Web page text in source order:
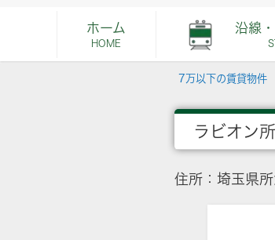
ホーム
HOME
沿線
7万以下の賃貸物
ラビオン
住所：埼玉県